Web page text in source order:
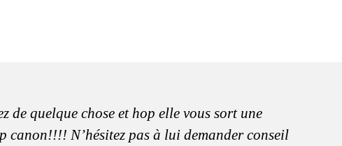
quelque chose et hop elle vous sort une
canon!!!! N’hésitez pas à lui demander conseil